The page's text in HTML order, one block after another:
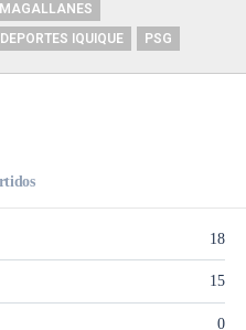
MAGALLANES
DEPORTES IQUIQUE PSG